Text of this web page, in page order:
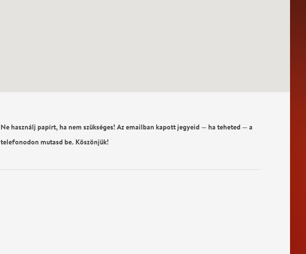
Ne használj papírt, ha nem szükséges! Az emailban kapott jegyeid — ha teheted — a
telefonodon mutasd be. Köszönjük!